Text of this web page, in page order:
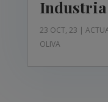
23 OCT, 23 |
OLIVA